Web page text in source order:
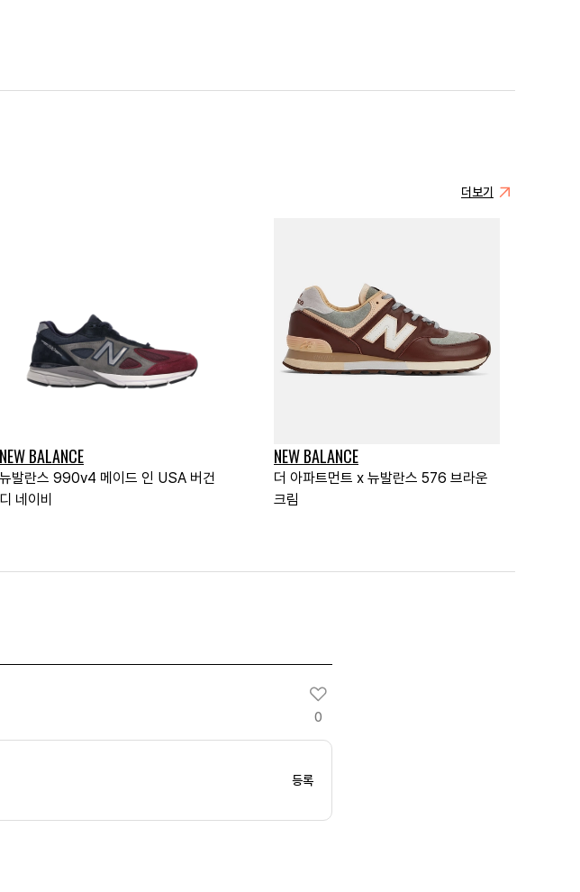
더보기
NEW BALANCE
뉴발란스 990v4 메이드 인 USA 버건
디 네이비
NEW BALANCE
더 아파트먼트 x 뉴발란스 576 브라운
크림
0
등록